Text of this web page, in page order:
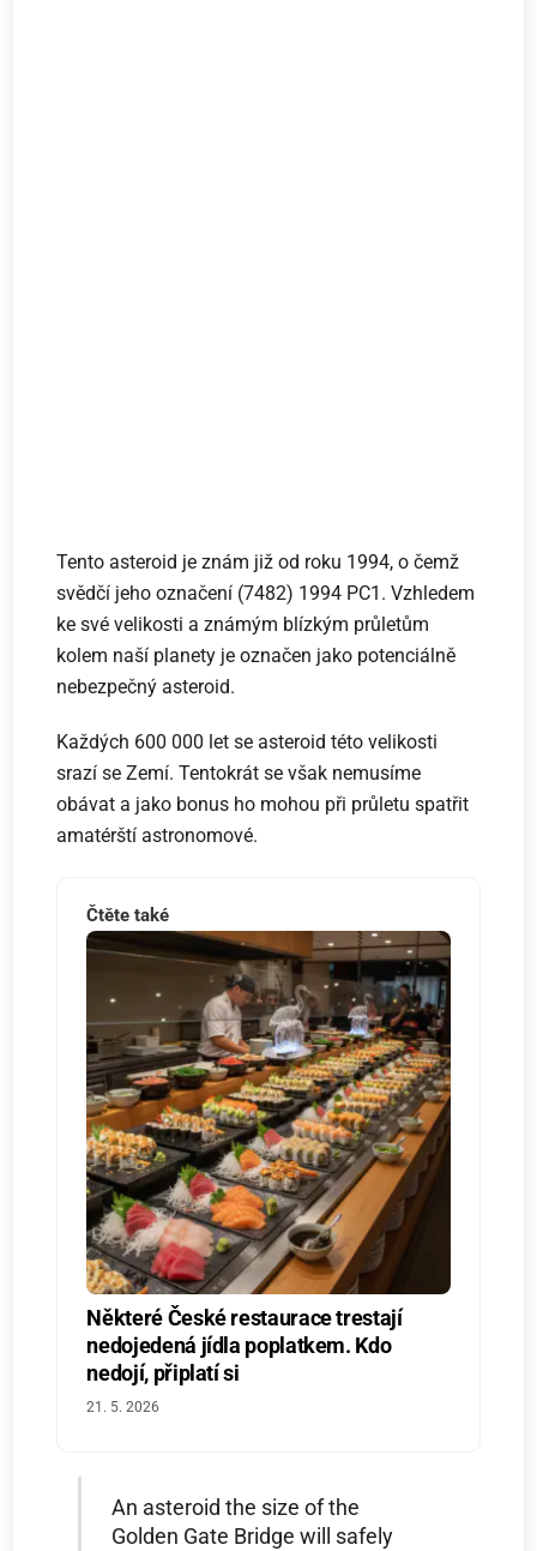
Tento asteroid je znám již od roku 1994, o čemž
svědčí jeho označení (7482) 1994 PC1. Vzhledem
ke své velikosti a známým blízkým průletům
kolem naší planety je označen jako potenciálně
nebezpečný asteroid.
Každých 600 000 let se asteroid této velikosti
srazí se Zemí. Tentokrát se však nemusíme
obávat a jako bonus ho mohou při průletu spatřit
amatérští astronomové.
Čtěte také
Některé České restaurace trestají
nedojedená jídla poplatkem. Kdo
nedojí, připlatí si
21. 5. 2026
An asteroid the size of the
Golden Gate Bridge will safely